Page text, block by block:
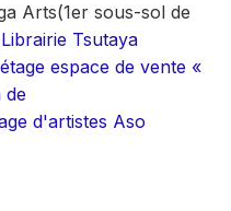
Arts(1er sous-sol de
Librairie Tsutaya
espace de vente «
de
d'artistes Aso